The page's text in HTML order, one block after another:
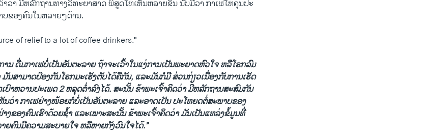
ວົ້າວ່າ ມີ​ຫລັກ​ຖານທາງ​ວິທະຍາ​ສາດ ພິສູດໃຫ້​ເຫັນຫລາຍ​ຂຶ້ນ ນັບ​ມື້ວ່າ ກາ​ເຟ​ໃຫ້​ຄຸນ​ປະ​
ຂອງ​ຄົນ​ໃນ​ຫລາຍໆດ້ານ.
of relief to a lot of coffee drinkers."
ານດື່ມ​ກາ​ເຟບໍ່​ເປັນ​ອັນຕະລາຍ ຖ້າ​ຈະ​ເວົ້າໃນ​ແງ່​ການ​ເປັນ​ພະຍາດຫົວ​ໃຈ ຫລື​ໂຣກລົມ​
ນສາມາດ​ປ້ອງ​ກັນ​ໂຣກມະ​ເຮັງ​ຕັບ​ໄດ້ຄື​ກັນ, ​ແລະ​ມັນ​ກໍ​ມີ ສ່ວນກ່ຽວ​ເນື່ອງ​ກັບ​ການ​ເຮັດ
ບົາຫວານ​ປະ​ເພດ 2 ຫລຸດຕໍ່າລົງ​ໄດ້. ສະນັ້ນ ຂ້າພະ​ເຈົ້າ​ຄິດ​ວ່າ ມີຫລັກ​ຖານສະ​ສົ​ມ​ກັນ​
ວ່າ ກາ​ເຟຢ່າງໜ້ອຍກໍ​ບໍ່​ເປັນ​ອັນຕະລາຍ ແລະ​ອາດ​ເປັນ ​ປະໂຫຍ​ດຕໍ່ສະພາບຂອງ​
ງຂອງ​ຄົນ​ເຮົາດ້ວຍຊໍ້າ ແລະ​ເພາະ​ສະນັ້ນ ຂ້າພະ​ເຈົ້າຄິດວ່າ ມັນ​ເປັນ​ແຫ​ລ່ງຂໍ້​ມູນ​ທີ່​
ຍຄົນມີ​ຄວາມສະບາຍ​ໃຈ​ ຫລື​ຫາຍກັງວົນ​ໃຈ​ໄດ້.”